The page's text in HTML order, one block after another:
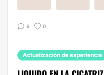
6 0
Actualización de experiencia